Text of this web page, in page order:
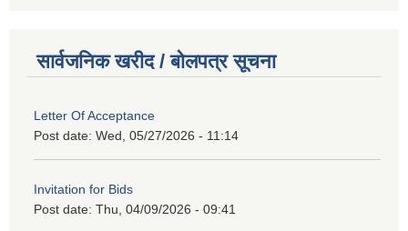
सार्वजनिक खरीद / बोलपत्र सूचना
Letter Of Acceptance
Post date: Wed, 05/27/2026 - 11:14
Invitation for Bids
Post date: Thu, 04/09/2026 - 09:41